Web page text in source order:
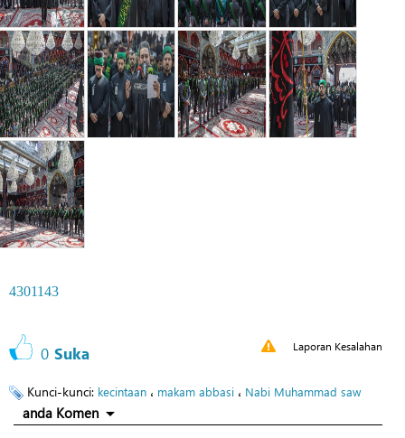
4301143
0 Suka Laporan Kesalahan
Kunci-kunci: kecintaan ، makam abbasi ، Nabi Muhammad saw
anda Komen